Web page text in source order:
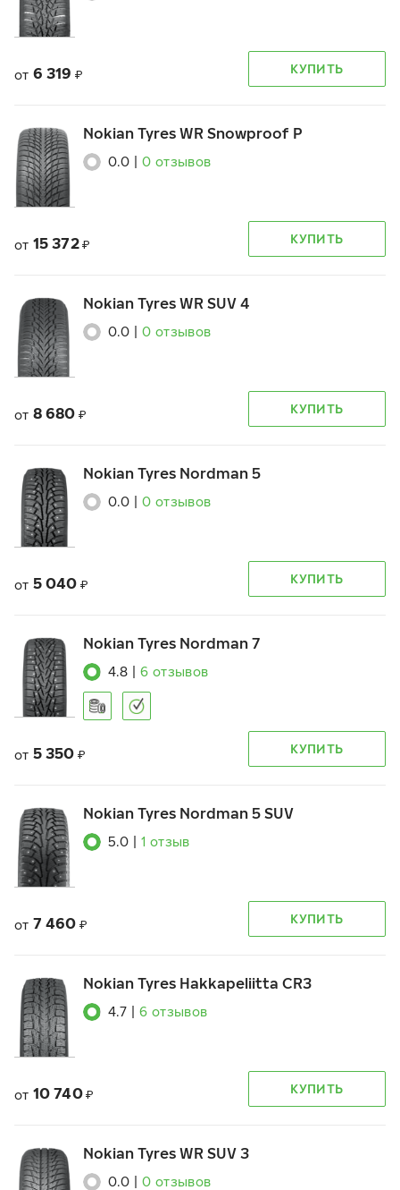
от 6 319 ₽ КУПИТЬ
Nokian Tyres WR Snowproof P
0.0 0 отзывов
от 15 372 ₽ КУПИТЬ
Nokian Tyres WR SUV 4
0.0 0 отзывов
от 8 680 ₽ КУПИТЬ
Nokian Tyres Nordman 5
0.0 0 отзывов
от 5 040 ₽ КУПИТЬ
Nokian Tyres Nordman 7
4.8 6 отзывов
от 5 350 ₽ КУПИТЬ
Nokian Tyres Nordman 5 SUV
5.0 1 отзыв
от 7 460 ₽ КУПИТЬ
Nokian Tyres Hakkapeliitta CR3
4.7 6 отзывов
от 10 740 ₽ КУПИТЬ
Nokian Tyres WR SUV 3
0.0 0 отзывов